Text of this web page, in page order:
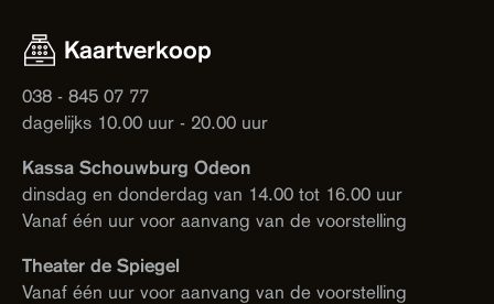
Kaartverkoop
038 - 845 07 77
dagelijks 10.00 uur - 20.00 uur
Kassa Schouwburg Odeon
dinsdag en donderdag van 14.00 tot 16.00 uur
Vanaf één uur voor aanvang van de voorstelling
Theater de Spiegel
Vanaf één uur voor aanvang van de voorstelling